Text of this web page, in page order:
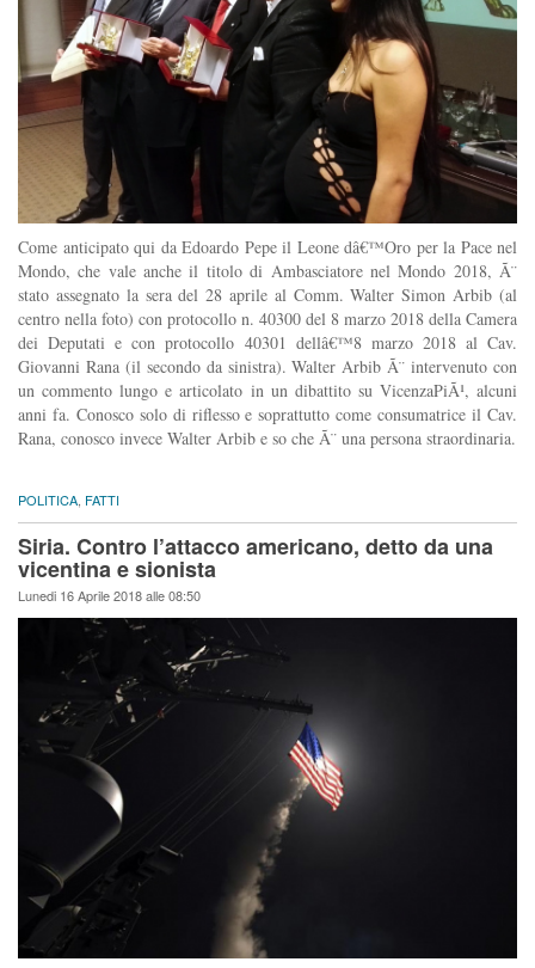
Come anticipato qui da Edoardo Pepe il Leone dâ€™Oro per la Pace nel
Mondo, che vale anche il titolo di Ambasciatore nel Mondo 2018, Ã¨
stato assegnato la sera del 28 aprile al Comm. Walter Simon Arbib (al
centro nella foto) con protocollo n. 40300 del 8 marzo 2018 della Camera
dei Deputati e con protocollo 40301 dellâ€™8 marzo 2018 al Cav.
Giovanni Rana (il secondo da sinistra). Walter Arbib Ã¨ intervenuto con
un commento lungo e articolato in un dibattito su VicenzaPiÃ¹, alcuni
anni fa. Conosco solo di riflesso e soprattutto come consumatrice il Cav.
Rana, conosco invece Walter Arbib e so che Ã¨ una persona straordinaria.
POLITICA FATTI
Siria. Contro l’attacco americano, detto da una
vicentina e sionista
Lunedi 16 Aprile 2018 alle 08:50